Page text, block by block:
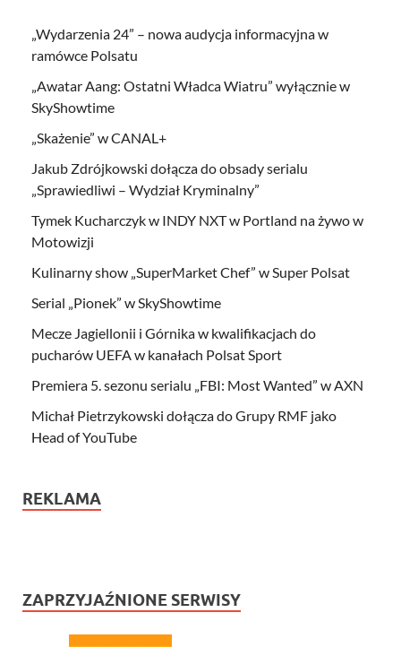
„Wydarzenia 24” – nowa audycja informacyjna w
ramówce Polsatu
„Awatar Aang: Ostatni Władca Wiatru” wyłącznie w
SkyShowtime
„Skażenie” w CANAL+
Jakub Zdrójkowski dołącza do obsady serialu
„Sprawiedliwi – Wydział Kryminalny”
Tymek Kucharczyk w INDY NXT w Portland na żywo w
Motowizji
Kulinarny show „SuperMarket Chef” w Super Polsat
Serial „Pionek” w SkyShowtime
Mecze Jagiellonii i Górnika w kwalifikacjach do
pucharów UEFA w kanałach Polsat Sport
Premiera 5. sezonu serialu „FBI: Most Wanted” w AXN
Michał Pietrzykowski dołącza do Grupy RMF jako
Head of YouTube
REKLAMA
ZAPRZYJAŹNIONE SERWISY